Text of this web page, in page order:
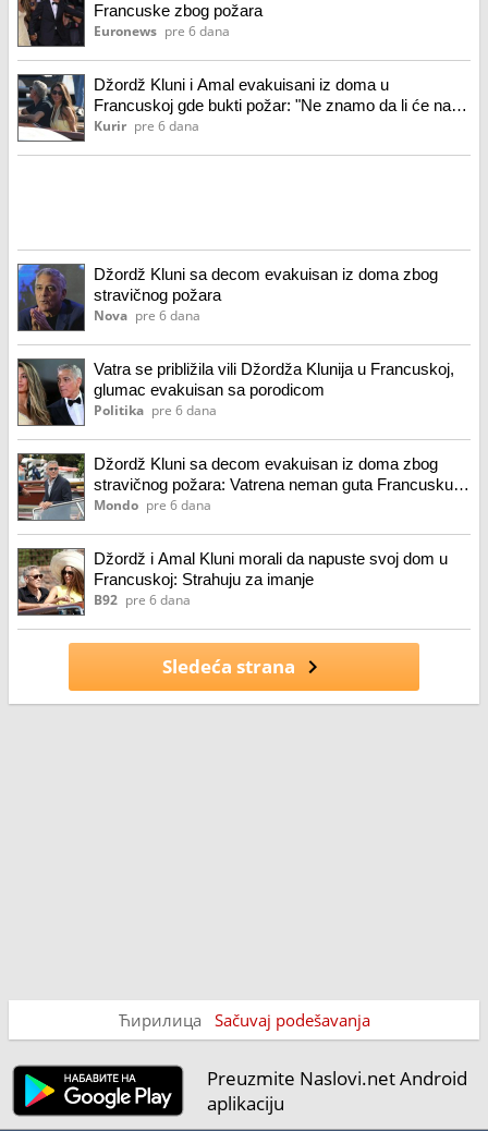
Francuske zbog požara
Euronews pre 6 dana
Džordž Kluni i Amal evakuisani iz doma u
Francuskoj gde bukti požar: "Ne znamo da li će naša
kuća izgoreti"
Kurir pre 6 dana
Džordž Kluni sa decom evakuisan iz doma zbog
stravičnog požara
Nova pre 6 dana
Vatra se približila vili Džordža Klunija u Francuskoj,
glumac evakuisan sa porodicom
Politika pre 6 dana
Džordž Kluni sa decom evakuisan iz doma zbog
stravičnog požara: Vatrena neman guta Francusku,
ostaju bez kuće?
Mondo pre 6 dana
Džordž i Amal Kluni morali da napuste svoj dom u
Francuskoj: Strahuju za imanje
B92 pre 6 dana
Sledeća strana
Ћирилица Sačuvaj podešavanja
Preuzmite Naslovi.net Android
aplikaciju